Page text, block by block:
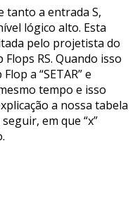
tanto a entrada S,
lógico alto. Esta
pelo projetista do
RS. Quando isso
a “SETAR” e
tempo e isso
a nossa tabela
em que “x”